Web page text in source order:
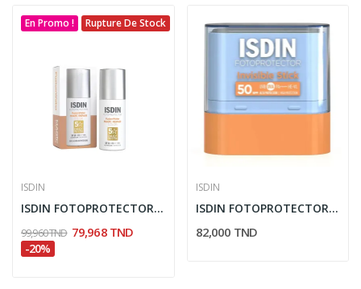
En Promo ! Rupture De Stock
ISDIN
ISDIN FOTOPROTECTOR FUSION WATER MAGIC REPAIR...
99,960 TND 79,968 TND
-20%
ISDIN
ISDIN FOTOPROTECTOR STICK INVISIBLE SOLAIRE...
82,000 TND